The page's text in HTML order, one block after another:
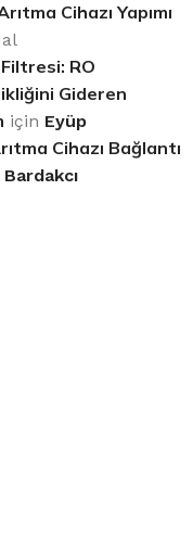
%10 INDIRIM
Cihazı Yapımı
RO
Gideren
için Eyüp
Cihazı Bağlantı